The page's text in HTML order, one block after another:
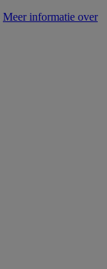
Meer informatie over